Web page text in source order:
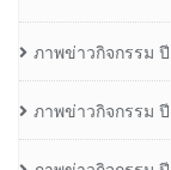
ภาพข่าวกิจกรรม
ภาพข่าวกิจกรรม